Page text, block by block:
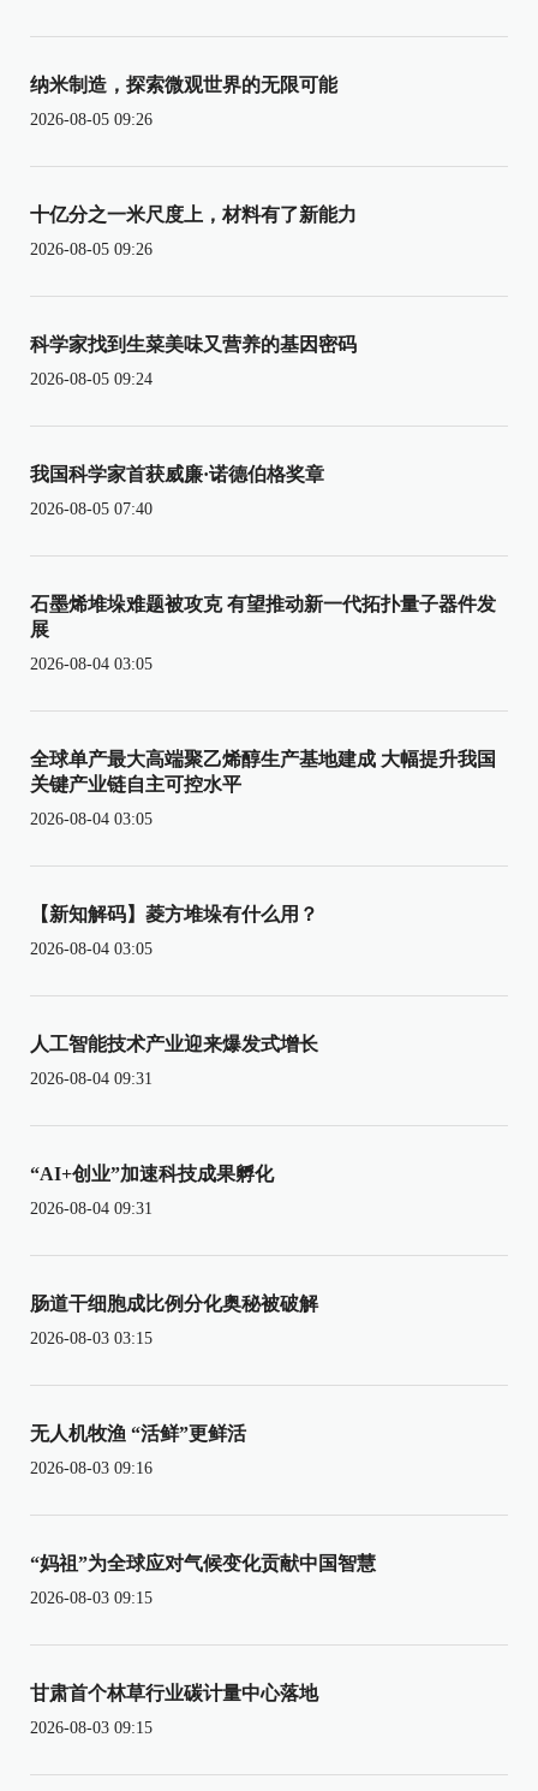
纳米制造，探索微观世界的无限可能
2026-08-05 09:26
十亿分之一米尺度上，材料有了新能力
2026-08-05 09:26
科学家找到生菜美味又营养的基因密码
2026-08-05 09:24
我国科学家首获威廉·诺德伯格奖章
2026-08-05 07:40
石墨烯堆垛难题被攻克 有望推动新一代拓扑量子器件发
展
2026-08-04 03:05
全球单产最大高端聚乙烯醇生产基地建成 大幅提升我国
关键产业链自主可控水平
2026-08-04 03:05
【新知解码】菱方堆垛有什么用？
2026-08-04 03:05
人工智能技术产业迎来爆发式增长
2026-08-04 09:31
“AI+创业”加速科技成果孵化
2026-08-04 09:31
肠道干细胞成比例分化奥秘被破解
2026-08-03 03:15
无人机牧渔 “活鲜”更鲜活
2026-08-03 09:16
“妈祖”为全球应对气候变化贡献中国智慧
2026-08-03 09:15
甘肃首个林草行业碳计量中心落地
2026-08-03 09:15